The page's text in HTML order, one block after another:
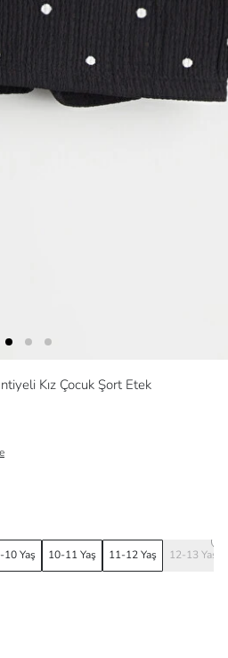
Kız Çocuk Şort Etek
10 Yaş 10-11 Yaş 11-12 Yaş 12-13 Yaş